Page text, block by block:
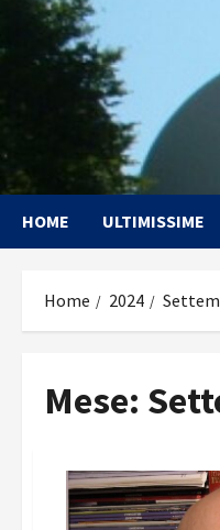
contenuto
HOME ULTIMISSIME
Home 2024
Mese: